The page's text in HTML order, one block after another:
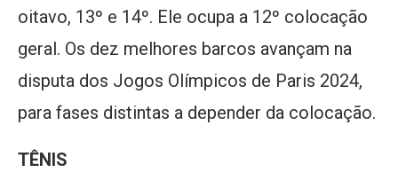
oitavo, 13º e 14º. Ele ocupa a 12º colocação
geral. Os dez melhores barcos avançam na
disputa dos Jogos Olímpicos de Paris 2024,
para fases distintas a depender da colocação.
TÊNIS